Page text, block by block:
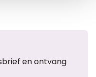
en ontvang